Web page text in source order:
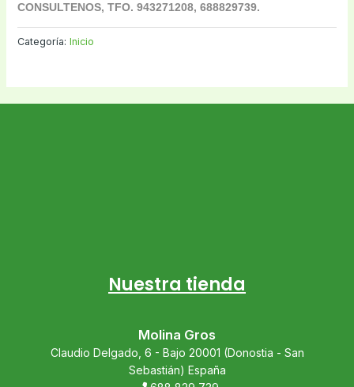
CONSULTENOS, TFO. 943271208, 688829739.
Categoría: Inicio
Nuestra tienda
Molina Gros
Claudio Delgado, 6 - Bajo 20001 (Donostia - San
Sebastián) España